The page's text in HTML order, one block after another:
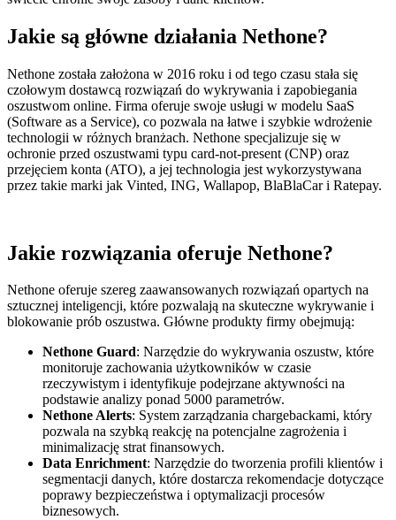
Jakie są główne działania Nethone?
Nethone została założona w 2016 roku i od tego czasu stała się
czołowym dostawcą rozwiązań do wykrywania i zapobiegania
oszustwom online. Firma oferuje swoje usługi w modelu SaaS
(Software as a Service), co pozwala na łatwe i szybkie wdrożenie
technologii w różnych branżach. Nethone specjalizuje się w
ochronie przed oszustwami typu card-not-present (CNP) oraz
przejęciem konta (ATO), a jej technologia jest wykorzystywana
przez takie marki jak Vinted, ING, Wallapop, BlaBlaCar i Ratepay.
Jakie rozwiązania oferuje Nethone?
Nethone oferuje szereg zaawansowanych rozwiązań opartych na
sztucznej inteligencji, które pozwalają na skuteczne wykrywanie i
blokowanie prób oszustwa. Główne produkty firmy obejmują:
Nethone Guard: Narzędzie do wykrywania oszustw, które
monitoruje zachowania użytkowników w czasie
rzeczywistym i identyfikuje podejrzane aktywności na
podstawie analizy ponad 5000 parametrów.
Nethone Alerts: System zarządzania chargebackami, który
pozwala na szybką reakcję na potencjalne zagrożenia i
minimalizację strat finansowych.
Data Enrichment: Narzędzie do tworzenia profili klientów i
segmentacji danych, które dostarcza rekomendacje dotyczące
poprawy bezpieczeństwa i optymalizacji procesów
biznesowych.